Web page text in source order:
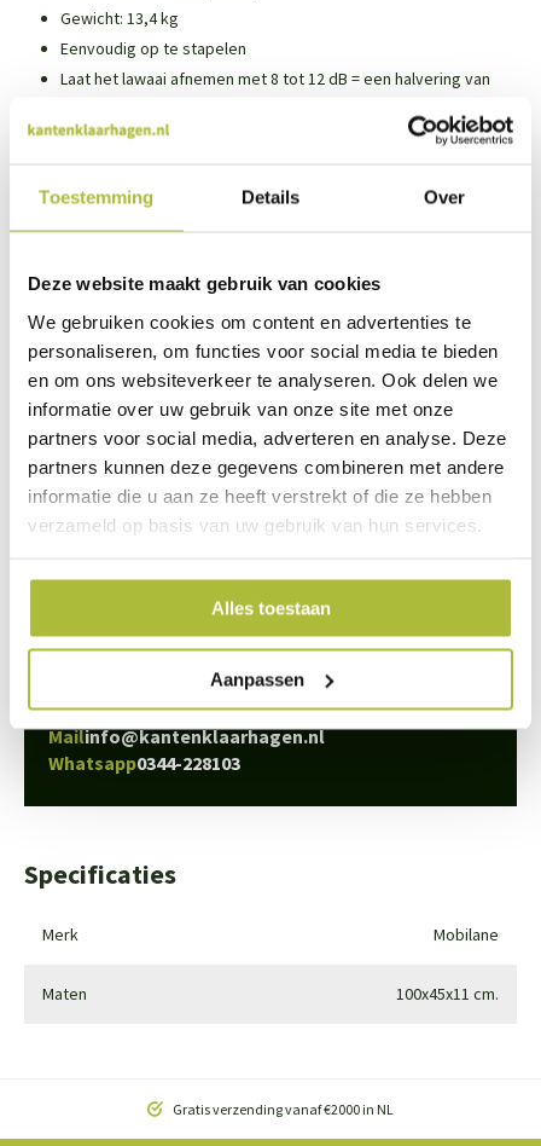
Toestemming Details Over
Deze website maakt gebruik van cookies
We gebruiken cookies om content en advertenties te
personaliseren, om functies voor social media te bieden
en om ons websiteverkeer te analyseren. Ook delen we
informatie over uw gebruik van onze site met onze
partners voor social media, adverteren en analyse. Deze
partners kunnen deze gegevens combineren met andere
informatie die u aan ze heeft verstrekt of die ze hebben
verzameld op basis van uw gebruik van hun services.
Alles toestaan
Aanpassen
Gewicht: 13,4 kg
Eenvoudig op te stapelen
Laat het lawaai afnemen met 8 tot 12 dB = een halvering van
Houden geluid tegen en absorberen het ook
Laat beplanting groeien tegen je geluidswand
De steenwol wordt bijeengehouden door een gaas van UV-werend
polyethyleen. De steenwol en het polyethyleen worden ingeklemd
in een raster van gegalvaniseerd staal. Dit stalen raster is goed
geschikt om klimplanten tegen te laten groeien.
We staan voor je klaar
Start chat
Bel0344-228103
Mailinfo@kantenklaarhagen.nl
Whatsapp0344-228103
Specificaties
Merk Mobilane
Maten 100x45x11 cm.
Gratis verzending vanaf €2000 in NL